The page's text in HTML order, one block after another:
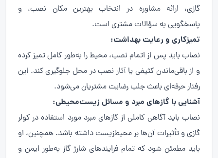
گازی، ارائه مشاوره در انتخاب بهترین مکان نصب، و
پاسخگویی به سؤالات مشتری است.
تمیزکاری و رعایت بهداشت:
نصاب باید پس از اتمام نصب، محیط را به‌طور کامل تمیز کرده
و از باقی‌ماندن کثیفی یا آثار نصب در محل جلوگیری کند. این
رفتار حرفه‌ای باعث جلب رضایت مشتریان می‌شود.
آشنایی با گازهای مبرد و مسائل زیست‌محیطی:
نصاب باید آگاهی کاملی از گازهای مبرد مورد استفاده در کولر
گازی و تأثیرات آن‌ها بر محیط‌زیست داشته باشد. همچنین، او
باید مطمئن شود که تمام فرایندهای شارژ گاز به‌طور ایمن و